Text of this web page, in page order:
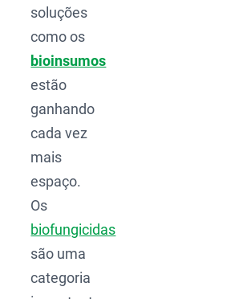
soluções
como os
bioinsumos
estão
ganhando
cada vez
mais
espaço.
Os
biofungicidas
são uma
categoria